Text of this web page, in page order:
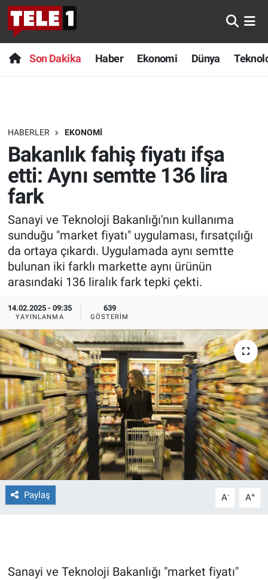
Son Dakika Haber Ekonomi Dünya
HABERLER EKONOMI
Bakanlık fahiş fiyatı ifşa
etti: Aynı semtte 136 lira
fark
Sanayi ve Teknoloji Bakanlığı'nın kullanıma
sunduğu "market fiyatı" uygulaması, fırsatçılığı
da ortaya çıkardı. Uygulamada aynı semtte
bulunan iki farklı markette aynı ürünün
arasındaki 136 liralık fark tepki çekti.
14.02.2025 - 09:35
YAYINLANMA
639
GÖSTERIM
Paylaş A- A+
Sanayi ve Teknoloji Bakanlığı "market fiyatı"
Anında Manşet
Başka Sohbetler
Bilim turu
Bilim ve Teknoloji Evreni
Doğa Konuşuyor
Dünya
Ege Saati
Ege'den Esintiler
Eğitim
Eğlence
Ekonomi
Forum
Gerçeğin İzinde
Gün Başlıyor
Gün Bitiyor
Gündem Özel
Son Dakika
Haber
Dünya
Teknoloji
Sağlık
Spor
Yayın Akışı
İletişim
Nöbetçi Eczaneler
Hava Durumu
Trafik Durumu
Süper Lig Puan Durumu ve Fikstür
Tüm Manşetler
Son Dakika Haberleri
Haber Arşivi